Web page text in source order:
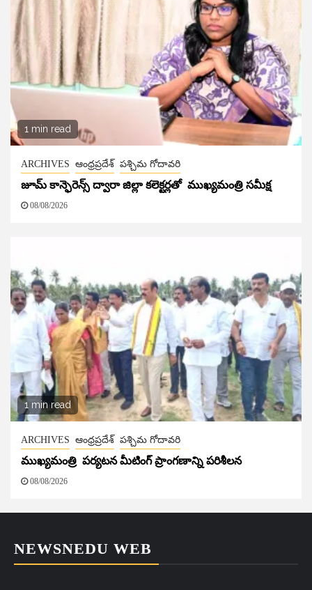
1 min read
ARCHIVES ఆంధ్రప్రదేశ్ పశ్చిమ గోదావరి
జూమ్ కాన్ఫెరెన్స్ ద్వారా జిల్లా కలెక్టర్లతో ముఖ్యమంత్రి సమీక్ష
08/08/2026
1 min read
ARCHIVES ఆంధ్రప్రదేశ్ పశ్చిమ గోదావరి
ముఖ్యమంత్రి పర్యటన మీటింగ్ ప్రాంగణాన్ని పరిశీలన
08/08/2026
NEWSNEDU WEB